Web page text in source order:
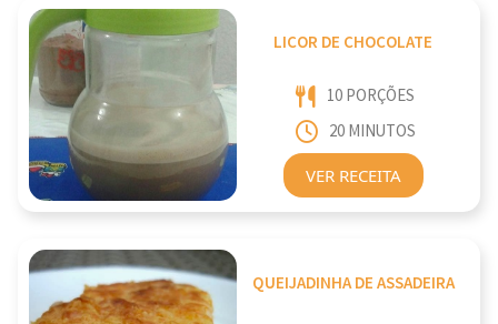
LICOR DE CHOCOLATE
10 PORÇÕES
20 MINUTOS
VER RECEITA
QUEIJADINHA DE ASSADEIRA